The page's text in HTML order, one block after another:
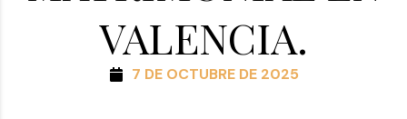
VALENCIA.
7 DE OCTUBRE DE 2025